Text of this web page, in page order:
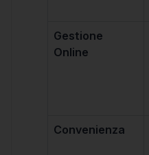
Gestione
Online
Convenienza